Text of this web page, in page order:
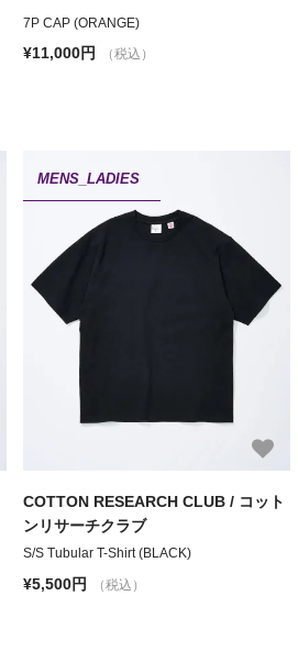
7P CAP (ORANGE)
¥11,000円 （税込）
MENS_LADIES
COTTON RESEARCH CLUB / コット
ンリサーチクラブ
S/S Tubular T-Shirt (BLACK)
¥5,500円 （税込）